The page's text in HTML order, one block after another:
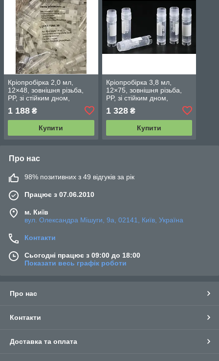
Кріопробірка 2,0 мл,
12×48, зовнішня різьба,
PP, зі стійким дном,
1 188 ₴
Купити
Кріопробірка 3,8 мл,
12×75, зовнішня різьба,
PP, зі стійким дном,
1 328₴
Купити
Про нас
98% позитивних з 49 відгуків за рік
Працює з 07.06.2010
м. Київ
вул. Олександра Мішуги, 9а, 02141, Київ, Україна
Контакти
Сьогодні працює з 09:00 до 18:00
Показати весь графік роботи
Про нас
Контакти
Доставка та оплата